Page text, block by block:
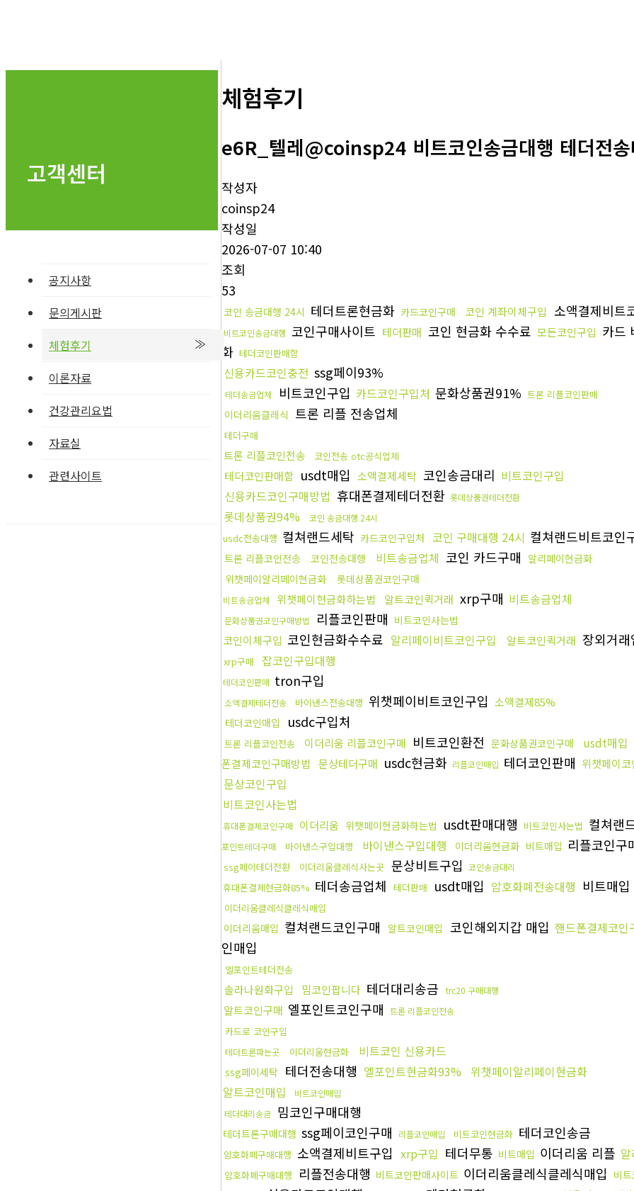
고객센터
공지사항
문의게시판
체험후기
이론자료
건강관리요법
자료실
관련사이트
체험후기
e6R_텔레@coinsp24 비트코인송금대행 테더전
작성자
coinsp24
작성일
2026-07-07 10:40
조회
53
코인 송금대행 24시 테더트론현금화 카드코인구매 코인 계좌이체구입 소액결제비트
비트코인송금대행 코인구매사이트 테더판매 코인 현금화 수수료 모든코인구입 카드
화 테더코인판매함
신용카드코인충전 ssg페이93%
테더송금업체 비트코인구입 카드코인구입처 문화상품권91% 트론 리플코인판매
이더리움클레식 트론 리플 전송업체
테더구매
트론 리플코인전송 코인전송 otc공식업체
테더코인판매함 usdt매입 소액결제세탁 코인송금대리 비트코인구입
신용카드코인구매방법 휴대폰결제테더전환 롯데상품권테더전환
롯데상품권94% 코인 송금대행 24시
usdc전송대행 컬쳐랜드세탁 카드코인구입처 코인 구매대행 24시 컬쳐랜드비트코인
트론 리플코인전송 코인전송대행 비트송금업체 코인 카드구매 알리페이현금화
위챗페이알리페이현금화
롯데상품권코인구매
비트송금업체 위챗페이현금화하는법 알트코인퀵거래 xrp구매 비트송금업체
문화상품권코인구매방법 리플코인판매 비트코인사는법
코인이체구입 코인현금화수수료 알리페이비트코인구입 알트코인퀵거래 장외거래
xrp구매 잡코인구입대행
테더코인판매 tron구입
소액결제테더전송 바이낸스전송대행 위챗페이비트코인구입 소액결제85%
테더코인매입 usdc구입처
트론 리플코인전송 이더리움 리플코인구매 비트코인환전 문화상품권코인구매 usdt매입
폰결제코인구매방법 문상테더구매 usdc현금화 리플코인매입 테더코인판매 위챗페이코
문상코인구입
비트코인사는법
휴대폰결제코인구매 이더리움 위챗페이현금화하는법 usdt판매대행 비트코인사는법 컬쳐랜
포인트테더구매
바이낸스구입대행 바이낸스구입대행 이더리움현금화 비트매입 리플코인구
ssg페이테더전환 이더리움클레식사는곳 문상비트구입 코인송금대리
휴대폰결제현금화85% 테더송금업체 테더판매 usdt매입 암호화폐전송대행 비트매입
이더리움클레식클레식매입
이더리움매입 컬쳐랜드코인구매 알트코인매입 코인해외지갑 매입 핸드폰결제코인
인매입
엘포인트테더전송
솔라나원화구입 밈코인팝니다 테더대리송금 trc20 구매대행
알트코인구매 엘포인트코인구매 트론 리플코인전송
카드로 코인구입
테더트론파는곳 이더리움현금화 비트코인 신용카드
ssg페이세탁 테더전송대행 엘포인트현금화93%
위챗페이알리페이현금화
알트코인매입
비트코인매입
테더대리송금 밈코인구매대행
테더트론구매대행 ssg페이코인구매 리플코인매입 비트코인현금화 테더코인송금
암호화폐구매대행 소액결제비트구입 xrp구입 테더무통 비트매입 이더리움 리플
암호화폐구매대행 리플전송대행 비트코인판매사이트 이더리움클레식클레식매입 비